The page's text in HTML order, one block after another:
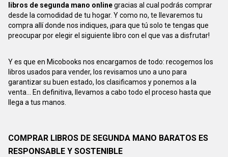
libros de segunda mano onlinegracias al cual podrás comprar
desde la comodidad de tu hogar. Y como no, te llevaremos tu
compra allí donde nos indiques, ¡para que tú solo te tengas que
preocupar por elegir el siguiente libro con el que vas a disfrutar!
Y es que en Micobooks nos encargamos de todo: recogemos los
libros usados para vender, los revisamos uno a uno para
garantizar su buen estado, los clasificamos y ponemos a la
venta... En definitiva, llevamos a cabo todo el proceso hasta que
llega a tus manos.
COMPRAR LIBROS DE SEGUNDA MANO BARATOS ES
RESPONSABLE Y SOSTENIBLE